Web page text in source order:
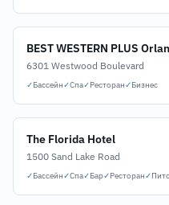
BEST WESTERN PLUS
6301 Westwood Boulevard
✓Бассейн✓Спа✓Ресторан✓Бизнес
The Florida Hotel
1500 Sand Lake Road
✓Бассейн✓Спа✓Бар✓Ресторан✓